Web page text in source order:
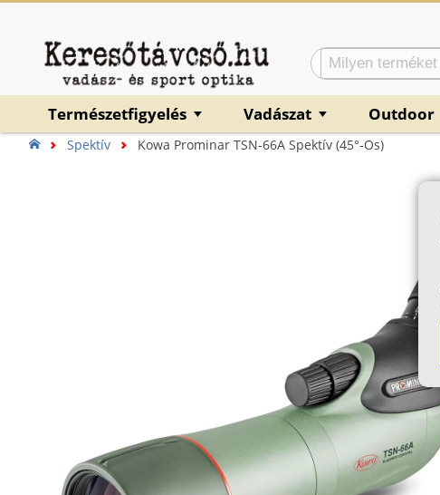
Természetfigyelés ▼ Vadászat ▼ Outdoor
Spektív Kowa Prominar TSN-66A Spektív (45°-Os)